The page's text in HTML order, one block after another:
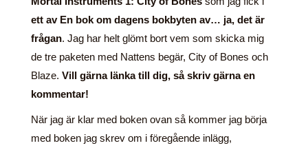
ett av En bok om dagens bokbyten av… ja, det är
frågan. Jag har helt glömt bort vem som skicka mig
de tre paketen med Nattens begär, City of Bones och
Blaze. Vill gärna länka till dig, så skriv gärna en
kommentar!
När jag är klar med boken ovan så kommer jag börja
med boken jag skrev om i föregående inlägg,